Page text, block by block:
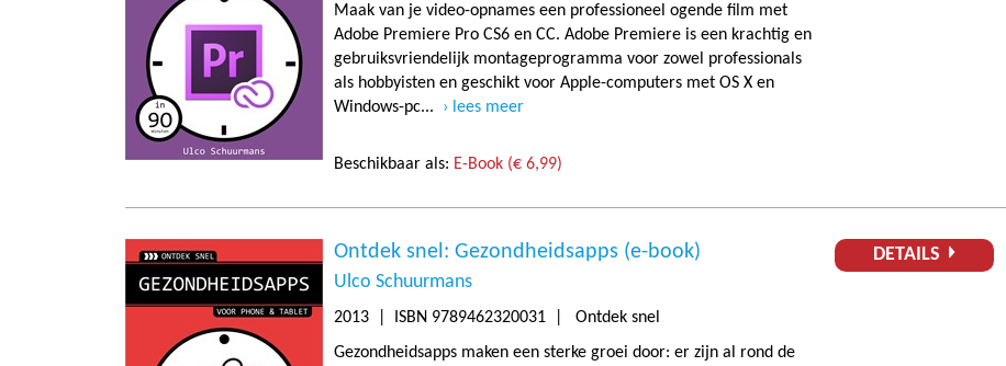
Maak van je video-opnames een professioneel ogende film met
Adobe Premiere Pro CS6 en CC. Adobe Premiere is een krachtig en
gebruiksvriendelijk montageprogramma voor zowel professionals
als hobbyisten en geschikt voor Apple-computers met OS X en
Windows-pc...
lees meer
Beschikbaar als: E-Book (€ 6,99)
Ontdek snel: Gezondheidsapps (e-book)
Ulco Schuurmans
2013 | ISBN 9789462320031 | Ontdek snel
Gezondheidsapps maken een sterke groei door: er zijn al rond de
DETAILS